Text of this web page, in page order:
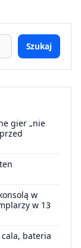
Szukaj
gier „nie
w
w 13
bateria